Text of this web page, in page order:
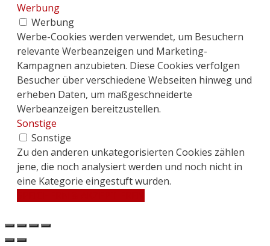
Werbung
Werbung
Werbe-Cookies werden verwendet, um Besuchern
relevante Werbeanzeigen und Marketing-
Kampagnen anzubieten. Diese Cookies verfolgen
Besucher über verschiedene Webseiten hinweg und
erheben Daten, um maßgeschneiderte
Werbeanzeigen bereitzustellen.
Sonstige
Sonstige
Zu den anderen unkategorisierten Cookies zählen
jene, die noch analysiert werden und noch nicht in
eine Kategorie eingestuft wurden.